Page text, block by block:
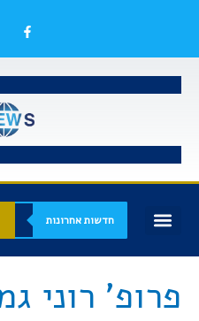
חדשות אחרונות
פרופ' רוני